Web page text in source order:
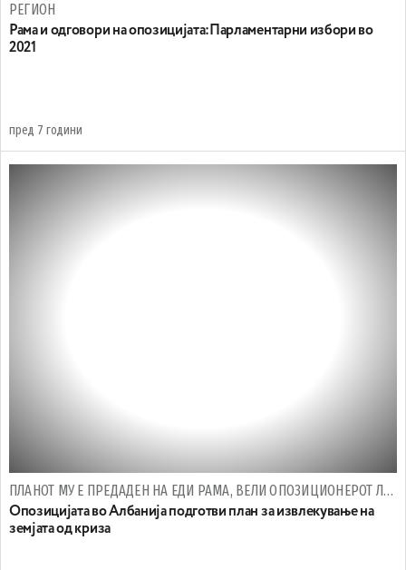
РЕГИОН
Рама и одговори на опозицијата:Парламентарни избори во
2021
пред 7 години
ПЛАНОТ МУ Е ПРЕДАДЕН НА ЕДИ РАМА, ВЕЛИ ОПОЗИЦИОНЕРОТ ЛУЉЗИМ БАША
Опозицијата во Албанија подготви план за извлекување на
земјата од криза